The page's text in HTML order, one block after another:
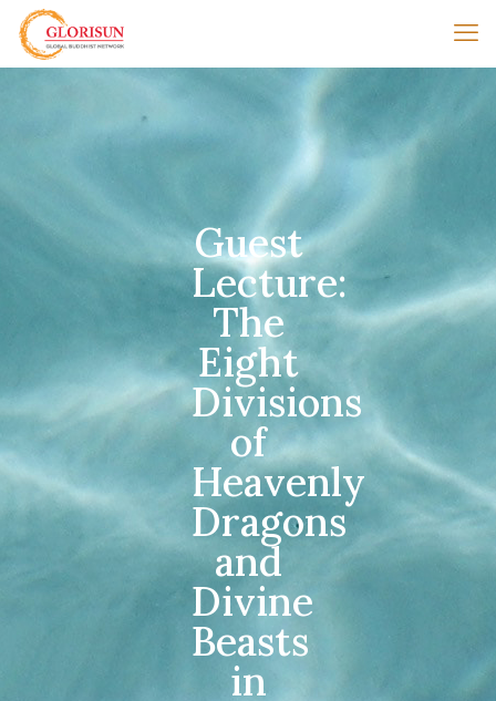
Guest
Lecture:
The
Eight
Divisions
of
Heavenly
Dragons
and
Divine
Beasts
in